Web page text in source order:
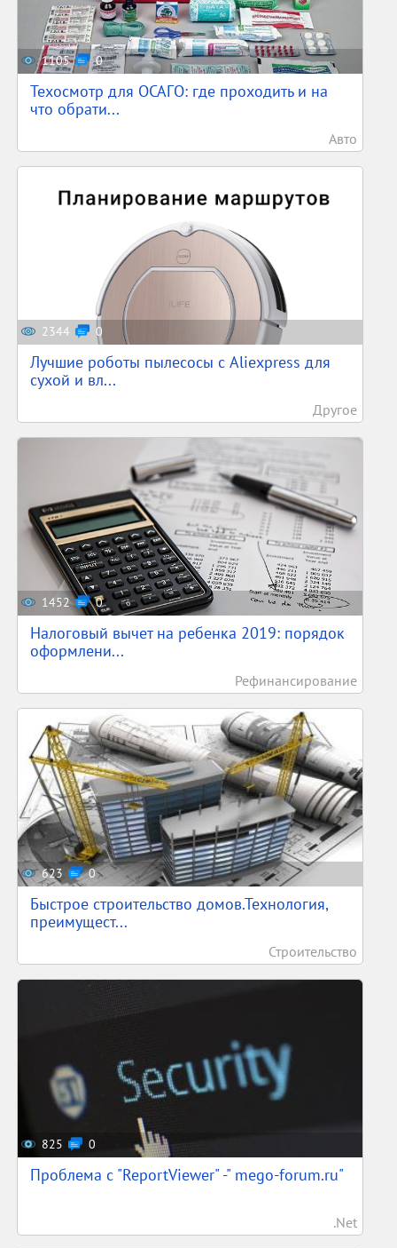
1105 0
Техосмотр для ОСАГО: где проходить и на
что обрати...
Авто
2344 0
Лучшие роботы пылесосы с Aliexpress для
сухой и вл...
Другое
1452 0
Налоговый вычет на ребенка 2019: порядок
оформлени...
Рефинансирование
623 0
Быстрое строительство домов.Технология,
преимущест...
Строительство
825 0
Проблема с "ReportViewer" -" mego-forum.ru"
.Net